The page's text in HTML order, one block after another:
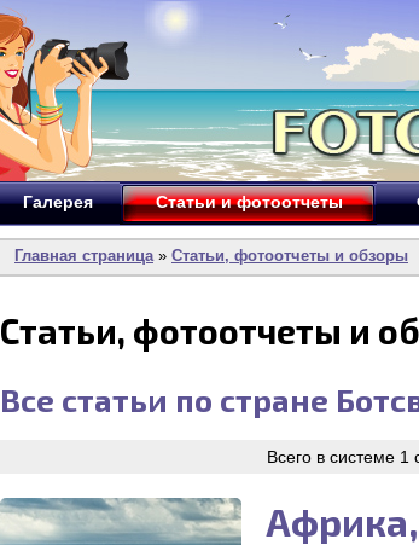
Галерея Статьи и фотоотчеты
Главная страница» Статьи, фотоотчеты и обзоры
Статьи, фотоотчеты и
Все статьи по стране
Всего в системе 1